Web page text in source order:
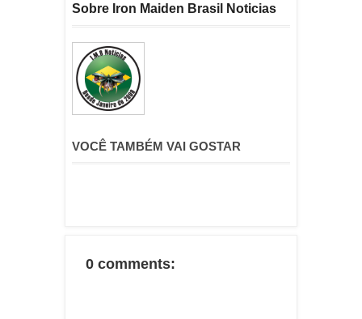
Sobre Iron Maiden Brasil Noticias
VOCÊ TAMBÉM VAI GOSTAR
0 comments: